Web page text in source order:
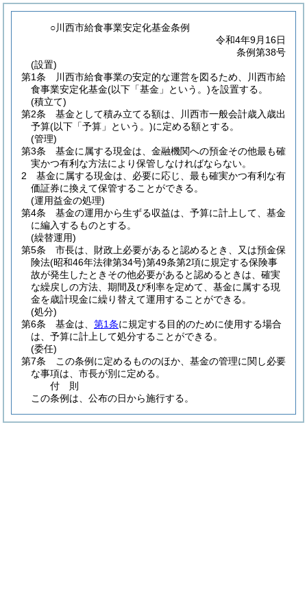
○川西市給食事業安定化基金条例
令和4年9月16日
条例第38号
(設置)
第1条
川西市給食事業の安定的な運営を図るため、川西市給
食事業安定化基金(以下「基金」という。)を設置する。
(積立て)
第2条
基金として積み立てる額は、川西市一般会計歳入歳出
予算(以下「予算」という。)に定める額とする。
(管理)
第3条
基金に属する現金は、金融機関への預金その他最も確
実かつ有利な方法により保管しなければならない。
2
基金に属する現金は、必要に応じ、最も確実かつ有利な有
価証券に換えて保管することができる。
(運用益金の処理)
第4条
基金の運用から生ずる収益は、予算に計上して、基金
に編入するものとする。
(繰替運用)
第5条
市長は、財政上必要があると認めるとき、又は預金保
険法(昭和46年法律第34号)第49条第2項に規定する保険事
故が発生したときその他必要があると認めるときは、確実
な繰戻しの方法、期間及び利率を定めて、基金に属する現
金を歳計現金に繰り替えて運用することができる。
(処分)
第6条
基金は、 第1条に規定する目的のために使用する場合
は、予算に計上して処分することができる。
(委任)
第7条
この条例に定めるもののほか、基金の管理に関し必要
な事項は、市長が別に定める。
付 則
この条例は、公布の日から施行する。